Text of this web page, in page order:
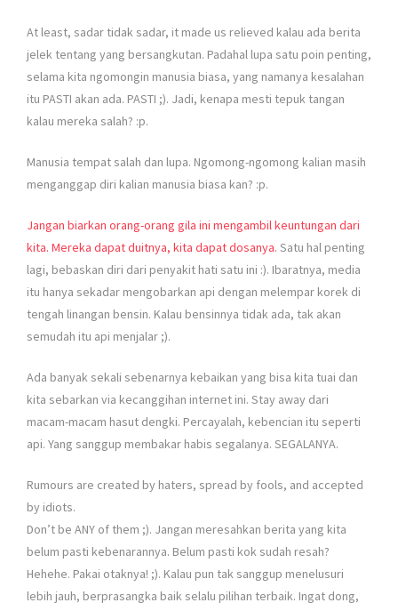
At least, sadar tidak sadar, it made us relieved kalau ada berita
jelek tentang yang bersangkutan. Padahal lupa satu poin penting,
selama kita ngomongin manusia biasa, yang namanya kesalahan
itu PASTI akan ada. PASTI ;). Jadi, kenapa mesti tepuk tangan
kalau mereka salah? :p.
Manusia tempat salah dan lupa. Ngomong-ngomong kalian masih
menganggap diri kalian manusia biasa kan? :p.
Jangan biarkan orang-orang gila ini mengambil keuntungan dari
kita. Mereka dapat duitnya, kita dapat dosanya. Satu hal penting
lagi, bebaskan diri dari penyakit hati satu ini :). Ibaratnya, media
itu hanya sekadar mengobarkan api dengan melempar korek di
tengah linangan bensin. Kalau bensinnya tidak ada, tak akan
semudah itu api menjalar ;).
Ada banyak sekali sebenarnya kebaikan yang bisa kita tuai dan
kita sebarkan via kecanggihan internet ini. Stay away dari
macam-macam hasut dengki. Percayalah, kebencian itu seperti
api. Yang sanggup membakar habis segalanya. SEGALANYA.
Rumours are created by haters, spread by fools, and accepted
by idiots.
Don’t be ANY of them ;). Jangan meresahkan berita yang kita
belum pasti kebenarannya. Belum pasti kok sudah resah?
Hehehe. Pakai otaknya! ;). Kalau pun tak sanggup menelusuri
lebih jauh, berprasangka baik selalu pilihan terbaik. Ingat dong,